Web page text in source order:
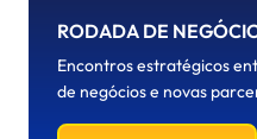
RODADA DE
Encontros estratégicos
de negócios e novas